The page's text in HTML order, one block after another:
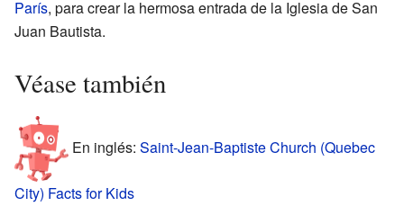
París, para crear la hermosa entrada de la Iglesia de San
Juan Bautista.
Véase también
En inglés: Saint-Jean-Baptiste Church (Quebec
City) Facts for Kids